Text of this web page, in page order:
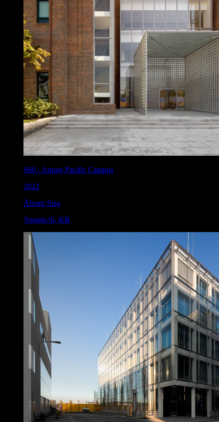
S60 - Amore Pacific Campus
2022
Álvaro Siza
Yongin-Si, KR